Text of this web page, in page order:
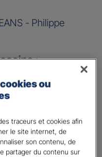
- Philippe
:
?*
ou
traceurs et cookies afin
le site internet, de
son contenu, de
partager du contenu sur